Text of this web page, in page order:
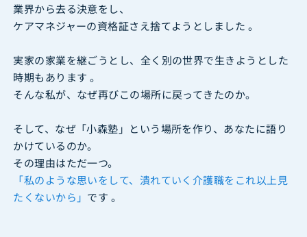
業界から去る決意をし、
ケアマネジャーの資格証さえ捨てようとしました 。
実家の家業を継ごうとし、全く別の世界で生きようとした
時期もあります 。
そんな私が、なぜ再びこの場所に戻ってきたのか。
そして、なぜ「小森塾」という場所を作り、あなたに語り
かけているのか。
その理由はただ一つ。
「私のような思いをして、潰れていく介護職をこれ以上見
たくないから」 です 。